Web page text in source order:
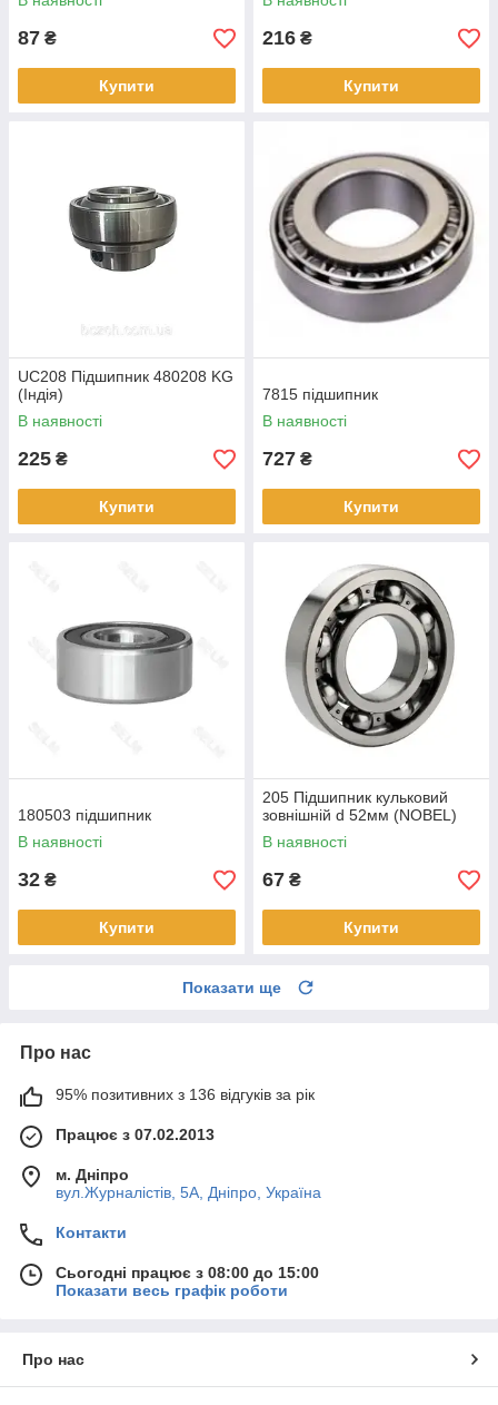
87 ₴
Купити
216 ₴
Купити
UC208 Підшипник 480208 KG
(Індія)
В наявності
225 ₴
Купити
7815 підшипник
В наявності
727 ₴
Купити
180503 підшипник
В наявності
32 ₴
Купити
205 Підшипник кульковий
зовнішній d 52мм (NOBEL)
В наявності
67 ₴
Купити
Показати ще
Про нас
95% позитивних з 136 відгуків за рік
Працює з 07.02.2013
м. Дніпро
вул.Журналістів, 5А, Дніпро, Україна
Контакти
Сьогодні працює з 08:00 до 15:00
Показати весь графік роботи
Про нас